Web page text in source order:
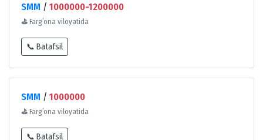
SMM / 1000000-1200000
⛳ Fargʻona viloyatida
📞 Batafsil
SMM / 1000000
⛳ Fargʻona viloyatida
📞 Batafsil